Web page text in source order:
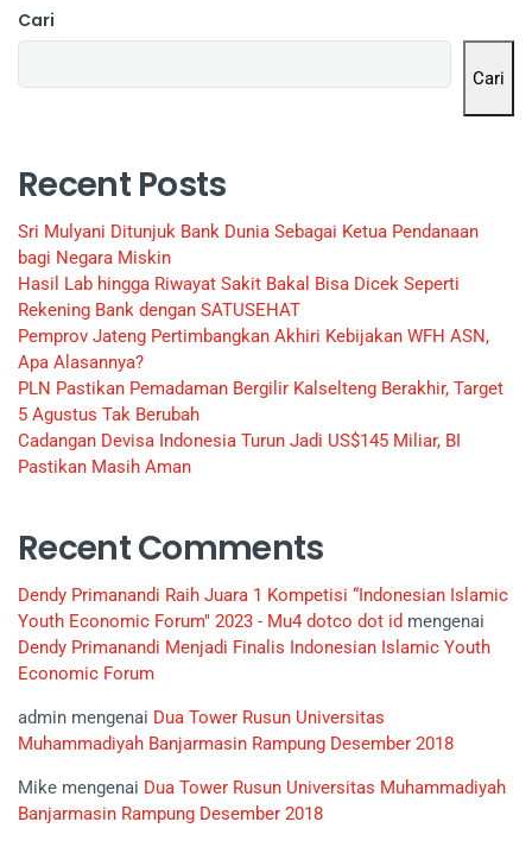
Cari
Cari
Recent Posts
Sri Mulyani Ditunjuk Bank Dunia Sebagai Ketua Pendanaan
bagi Negara Miskin
Hasil Lab hingga Riwayat Sakit Bakal Bisa Dicek Seperti
Rekening Bank dengan SATUSEHAT
Pemprov Jateng Pertimbangkan Akhiri Kebijakan WFH ASN,
Apa Alasannya?
PLN Pastikan Pemadaman Bergilir Kalselteng Berakhir, Target
5 Agustus Tak Berubah
Cadangan Devisa Indonesia Turun Jadi US$145 Miliar, BI
Pastikan Masih Aman
Recent Comments
Dendy Primanandi Raih Juara 1 Kompetisi “Indonesian Islamic
Youth Economic Forum" 2023 - Mu4 dotco dot id mengenai
Dendy Primanandi Menjadi Finalis Indonesian Islamic Youth
Economic Forum
admin mengenai Dua Tower Rusun Universitas
Muhammadiyah Banjarmasin Rampung Desember 2018
Mike mengenai Dua Tower Rusun Universitas Muhammadiyah
Banjarmasin Rampung Desember 2018